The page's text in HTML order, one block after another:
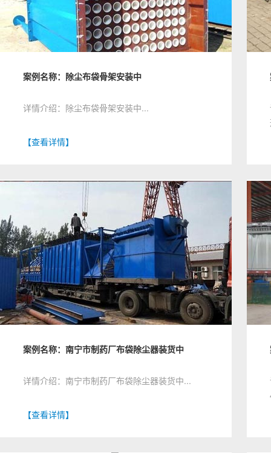
案例名称：除尘布袋骨架安装中
详情介绍：除尘布袋骨架安装中...
【查看详情】
案例名称：南宁市制药厂布袋除尘器装货中
详情介绍：南宁市制药厂布袋除尘器装货中...
【查看详情】